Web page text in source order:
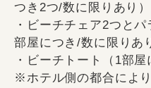
つき2つ/数に限りあり）
・ビーチチェア2つと
部屋につき/数に限りあ
・ビーチトート（1部屋
※ホテル側の都合によ